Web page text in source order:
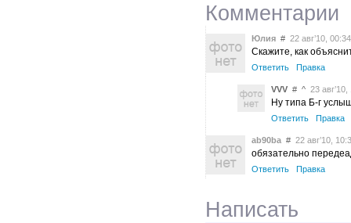
Комментарии
Юлия # 22 авг’10, 00:34
Скажите, как
Ответить Правка
VVV # ^ 23
Ну типа Б-г
Ответить Правка
ab90ba # 22 авг’10,
обязательно
Ответить Правка
Написать